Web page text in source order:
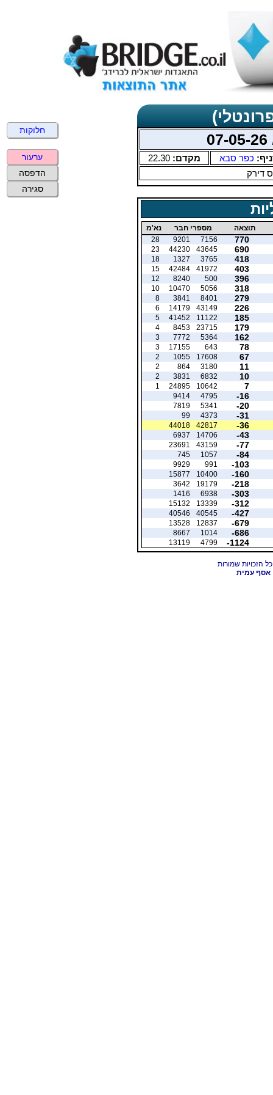
כפר סבא מקדם: 22.30
דירק
תוצאה מספרי חבר נא'מ
770
7156
9201
28
690
43645
44230
23
418
3765
1327
18
403
41972
42484
15
396
500
8240
12
318
5056
10470
10
279
8401
3841
8
226
43149
14179
6
185
11122
41452
5
179
23715
8453
4
162
5364
7772
3
78
643
17155
3
67
17608
1055
2
11
3180
864
2
10
6832
3831
2
7
10642
24895
1
-16
4795
9414
-20
5341
7819
-31
4373
99
-36
42817
44018
-43
14706
6937
-77
43159
23691
-84
1057
745
-103
991
9929
-160
10400
15877
-218
19179
3642
-303
6938
1416
-312
13339
15132
-427
40545
40546
-679
12837
13528
-686
1014
8667
-1124
4799
13119
אסף עמית
חלוקות
ערעור
הדפסה
סגירה